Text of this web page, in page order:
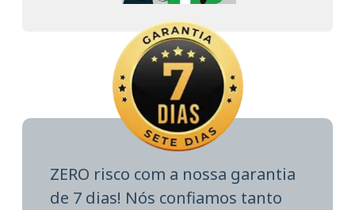
ZERO risco com a nossa garantia
de 7 dias! Nós confiamos tanto